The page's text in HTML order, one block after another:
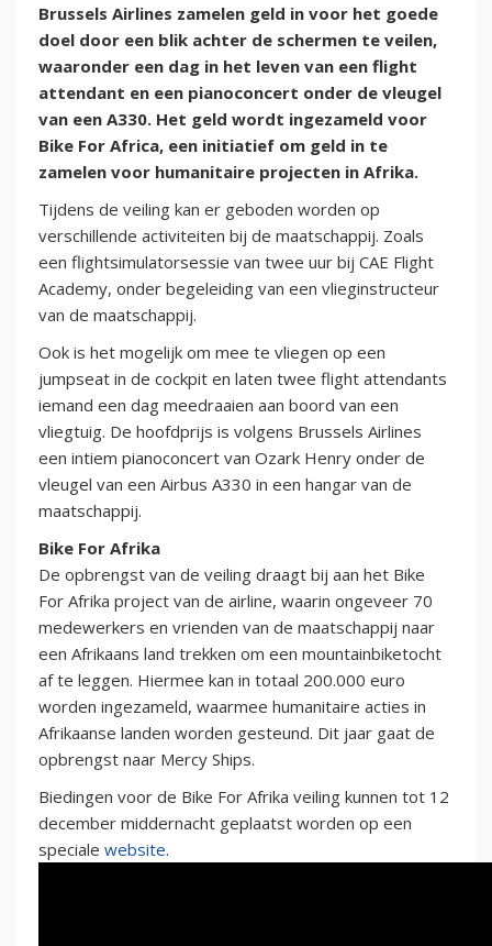
Brussels Airlines zamelen geld in voor het goede
doel door een blik achter de schermen te veilen,
waaronder een dag in het leven van een flight
attendant en een pianoconcert onder de vleugel
van een A330. Het geld wordt ingezameld voor
Bike For Africa, een initiatief om geld in te
zamelen voor humanitaire projecten in Afrika.
Tijdens de veiling kan er geboden worden op
verschillende activiteiten bij de maatschappij. Zoals
een flightsimulatorsessie van twee uur bij CAE Flight
Academy, onder begeleiding van een vlieginstructeur
van de maatschappij.
Ook is het mogelijk om mee te vliegen op een
jumpseat in de cockpit en laten twee flight attendants
iemand een dag meedraaien aan boord van een
vliegtuig. De hoofdprijs is volgens Brussels Airlines
een intiem pianoconcert van Ozark Henry onder de
vleugel van een Airbus A330 in een hangar van de
maatschappij.
Bike For Afrika
De opbrengst van de veiling draagt bij aan het Bike
For Afrika project van de airline, waarin ongeveer 70
medewerkers en vrienden van de maatschappij naar
een Afrikaans land trekken om een mountainbiketocht
af te leggen. Hiermee kan in totaal 200.000 euro
worden ingezameld, waarmee humanitaire acties in
Afrikaanse landen worden gesteund. Dit jaar gaat de
opbrengst naar Mercy Ships.
Biedingen voor de Bike For Afrika veiling kunnen tot 12
december middernacht geplaatst worden op een
speciale website.